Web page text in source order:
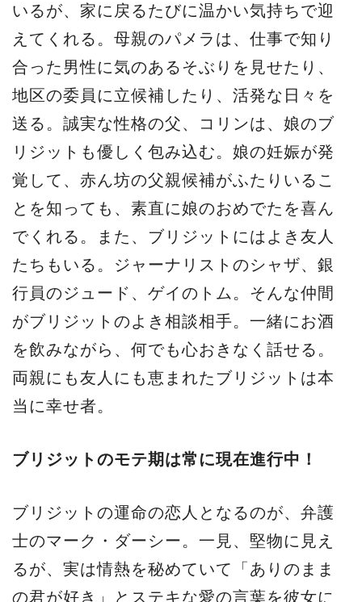
いるが、家に戻るたびに温かい気持ちで迎
えてくれる。母親のパメラは、仕事で知り
合った男性に気のあるそぶりを見せたり、
地区の委員に立候補したり、活発な日々を
送る。誠実な性格の父、コリンは、娘のブ
リジットも優しく包み込む。娘の妊娠が発
覚して、赤ん坊の父親候補がふたりいるこ
とを知っても、素直に娘のおめでたを喜ん
でくれる。また、ブリジットにはよき友人
たちもいる。ジャーナリストのシャザ、銀
行員のジュード、ゲイのトム。そんな仲間
がブリジットのよき相談相手。一緒にお酒
を飲みながら、何でも心おきなく話せる。
両親にも友人にも恵まれたブリジットは本
当に幸せ者。
ブリジットのモテ期は常に現在進行中！
ブリジットの運命の恋人となるのが、弁護
士のマーク・ダーシー。一見、堅物に見え
るが、実は情熱を秘めていて「ありのまま
の君が好き」とステキな愛の言葉を彼女に